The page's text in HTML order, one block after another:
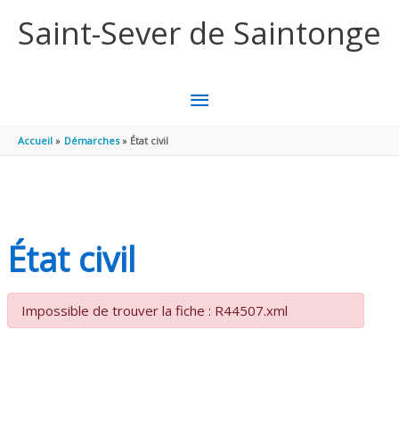
Saint-Sever de Saintonge
MENU
Accueil Démarches État civil
État civil
Impossible de trouver la fiche : R44507.xml